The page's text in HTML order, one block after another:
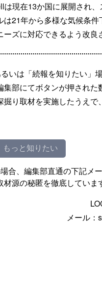
現在13か国に展開され
21年から多様な気候条件
ズに対応できるよう改良
いは「続報を知りたい」
部にてボタンが押された
り取材を実施したうえで
もっと知りたい
合、編集部直通の下記メ
源の秘匿を徹底していま
メール：